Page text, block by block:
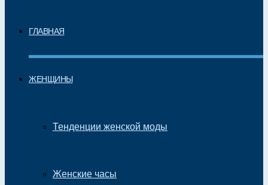
ГЛАВНАЯ
ЖЕНЩИНЫ
Тенденции женской моды
Женские часы